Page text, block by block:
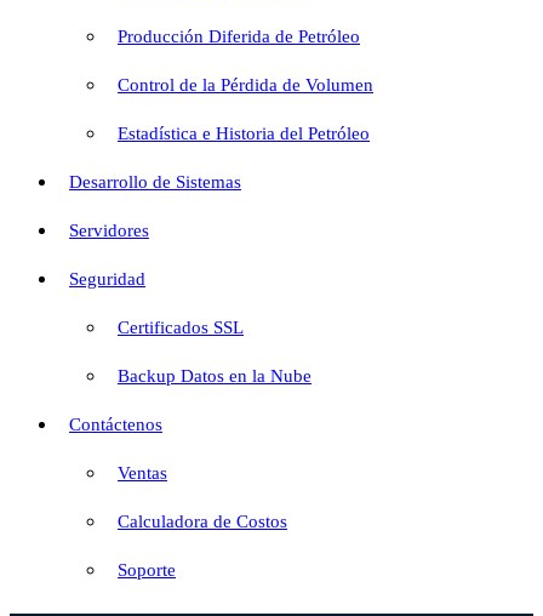
Producción Diferida de Petróleo
Control de la Pérdida de Volumen
Estadística e Historia del Petróleo
Desarrollo de Sistemas
Servidores
Seguridad
Certificados SSL
Backup Datos en la Nube
Contáctenos
Ventas
Calculadora de Costos
Soporte